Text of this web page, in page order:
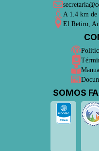
A 1.4 km
El Retiro,
SOMOS